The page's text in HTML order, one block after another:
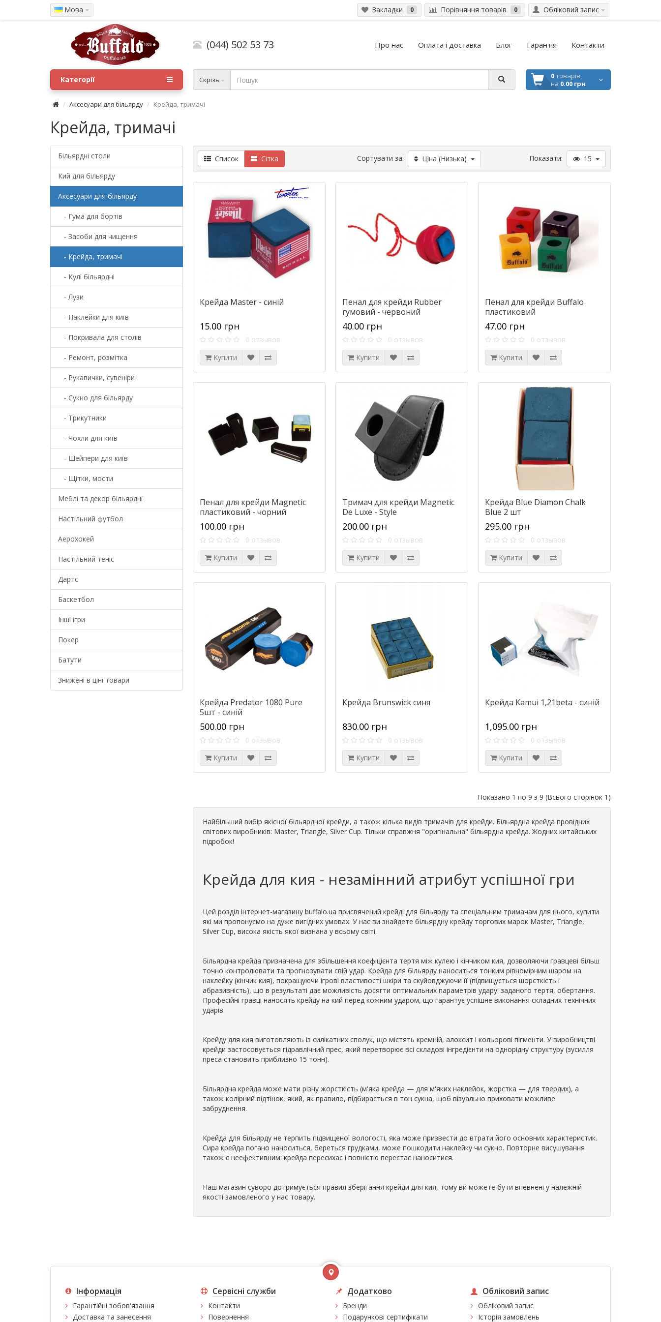
Мова Обліковий запис
Закладки 0 Порівняння товарів 0
(044) 502 53 73 Про нас Оплата і доставка Блог Гарантія Контакти
Скрізь 0товарів,
на 0.00 грн
Категорії
Аксесуари для більярду Крейда, тримачі
Крейда, тримачі
Більярдні столи
Кий для більярду
Аксесуари для більярду
- Гума для бортів
- Засоби для чищення
- Крейда, тримачі
- Кулі більярдні
- Лузи
- Наклейки для київ
- Покривала для столів
- Ремонт, розмітка
- Рукавички, сувеніри
- Сукно для більярду
- Трикутники
- Чохли для київ
- Шейпери для київ
- Щітки, мости
Меблі та декор більярдні
Настільний футбол
Аерохокей
Настільний теніс
Дартс
Баскетбол
Інші ігри
Покер
Батути
Знижені в ціні товари
Список Сітка Сортувати за: Ціна (Низька) Показати: 15
Крейда Master - синій
15.00 грн
0 отзывов
Купити
Пенал для крейди Rubber
гумовий - червоний
40.00 грн
0 отзывов
Купити
Пенал для крейди Buffalo
пластиковий
47.00 грн
0 отзывов
Купити
Пенал для крейди Magnetic
пластиковий - чорний
100.00 грн
0 отзывов
Купити
Тримач для крейди Magnetic
De Luxe - Style
200.00 грн
0 отзывов
Купити
Крейда Blue Diamon Chalk
Blue 2 шт
295.00 грн
0 отзывов
Купити
Крейда Predator 1080 Pure
5шт - синій
500.00 грн
0 отзывов
Купити
Крейда Brunswick синя
830.00 грн
0 отзывов
Купити
Крейда Kamui 1,21beta - синій
1,095.00 грн
0 отзывов
Купити
Показано 1 по 9 з 9 (Всього сторінок 1)
Найбільший вибір якісної більярдної крейди, а також кілька видів тримачів для крейди. Більярдна крейда провідних
світових виробників: Master, Triangle, Silver Cup. Тільки справжня "оригінальна" більярдна крейда. Жодних китайських
підробок!
Крейда для кия - незамінний атрибут успішної гри
Цей розділ інтернет-магазину buffalo.ua присвячений крейді для більярду та спеціальним тримачам для нього, купити
які ми пропонуємо на дуже вигідних умовах. У нас ви знайдете більярдну крейду торгових марок Master, Triangle,
Silver Cup, висока якість якої визнана у всьому світі.
Більярдна крейда призначена для збільшення коефіцієнта тертя між кулею і кінчиком кия, дозволяючи гравцеві більш
точно контролювати та прогнозувати свій удар. Крейда для більярду наноситься тонким рівномірним шаром на
наклейку (кінчик кия), покращуючи ігрові властивості шкіри та скуйовджуючи її (підвищується шорсткість і
абразивність), що в результаті дає можливість досягти оптимальних параметрів удару: заданого тертя, обертання.
Професійні гравці наносять крейду на кий перед кожним ударом, що гарантує успішне виконання складних технічних
ударів.
Крейду для кия виготовляють із силікатних сполук, що містять кремній, алоксит і кольорові пігменти. У виробництві
крейди застосовується гідравлічний прес, який перетворює всі складові інгредієнти на однорідну структуру (зусилля
преса становить приблизно 15 тонн).
Більярдна крейда може мати різну жорсткість (м'яка крейда — для м'яких наклейок, жорстка — для твердих), а
також колірний відтінок, який, як правило, підбирається в тон сукна, щоб візуально приховати можливе
забруднення.
Крейда для більярду не терпить підвищеної вологості, яка може призвести до втрати його основних характеристик.
Сира крейда погано наноситься, береться грудками, може пошкодити наклейку чи сукно. Повторне висушування
також є неефективним: крейда пересихає і повністю перестає наноситися.
Наш магазин суворо дотримується правил зберігання крейди для кия, тому ви можете бути впевнені у належній
якості замовленого у нас товару.
Інформація
Гарантійні зобов'язання
Доставка та занесення
Сервісні служби
Контакти
Повернення
Додатково
Бренди
Подарункові сертифікати
Обліковий запис
Обліковий запис
Історія замовлень